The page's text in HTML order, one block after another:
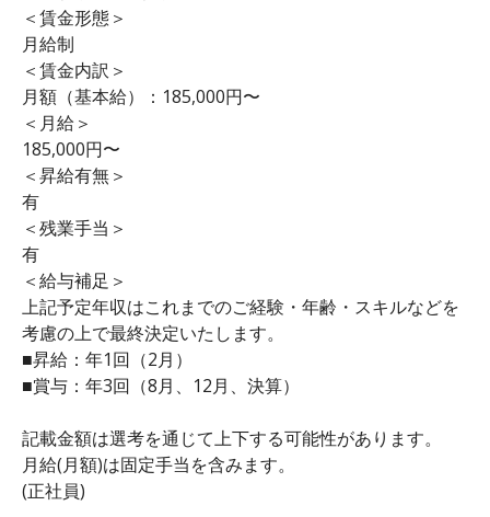
＜賃金形態＞
月給制
＜賃金内訳＞
月額（基本給）：185,000円〜
＜月給＞
185,000円〜
＜昇給有無＞
有
＜残業手当＞
有
＜給与補足＞
上記予定年収はこれまでのご経験・年齢・スキルなどを
考慮の上で最終決定いたします。
■昇給：年1回（2月）
■賞与：年3回（8月、12月、決算）
記載金額は選考を通じて上下する可能性があります。
月給(月額)は固定手当を含みます。
(正社員)